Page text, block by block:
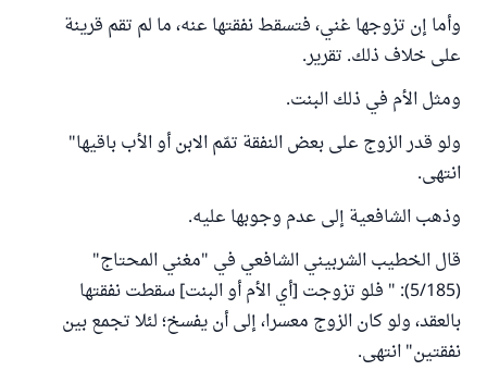
وأما إن تزوجها غني، فتسقط نفقتها عنه، ما لم تقم قرينة
على خلاف ذلك. تقرير.
ومثل الأم في ذلك البنت.
ولو قدر الزوج على بعض النفقة تمّم الابن أو الأب باقيها"
انتهى.
وذهب الشافعية إلى عدم وجوبها عليه.
قال الخطيب الشربيني الشافعي في "مغني المحتاج"
(5/185): " فلو تزوجت [أي الأم أو البنت] سقطت نفقتها
بالعقد، ولو كان الزوج معسرا، إلى أن يفسخ؛ لئلا تجمع بين
نفقتين" انتهى.